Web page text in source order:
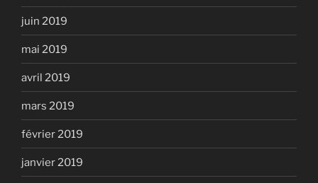
juin 2019
mai 2019
avril 2019
mars 2019
février 2019
janvier 2019